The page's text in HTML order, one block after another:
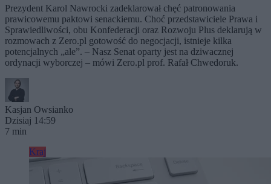
Prezydent Karol Nawrocki zadeklarował chęć patronowania
prawicowemu paktowi senackiemu. Choć przedstawiciele Prawa i
Sprawiedliwości, obu Konfederacji oraz Rozwoju Plus deklarują w
rozmowach z Zero.pl gotowość do negocjacji, istnieje kilka
potencjalnych „ale”. – Nasz Senat oparty jest na dziwacznej
ordynacji wyborczej – mówi Zero.pl prof. Rafał Chwedoruk.
Kasjan Owsianko
Dzisiaj 14:59
7 min
Kraj